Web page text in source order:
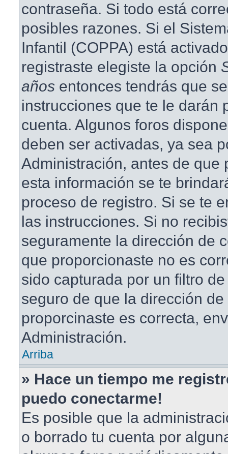
contraseña. Si todo está
posibles razones. Si el
Infantil (COPPA) está
registraste elegiste la opción
años entonces tendrás que
instrucciones que te le darán
cuenta. Algunos foros
deben ser activadas, ya sea
Administración, antes de que
esta información se te
proceso de registro. Si se te
las instrucciones. Si no
seguramente la dirección de
que proporcionaste no es
sido capturada por un filtro
seguro de que la dirección
proporcinaste es correcta,
Administración.
Arriba
» Hace un tiempo me
puedo conectarme!
Es posible que la
o borrado tu cuenta por